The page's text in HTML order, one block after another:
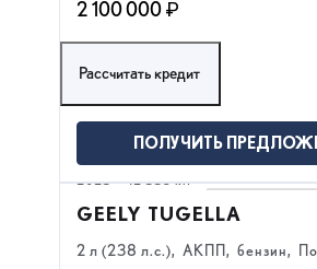
2 100 000 ₽
Рассчитать кредит
ПОЛУЧИТЬ
2023·12 335 км
GEELY TUGELLA
2 л (238 л.с.), АКПП, бензин,